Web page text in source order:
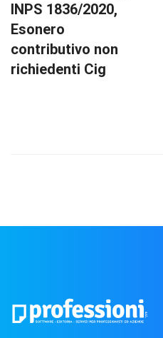
INPS 1836/2020,
Esonero
contributivo non
richiedenti Cig